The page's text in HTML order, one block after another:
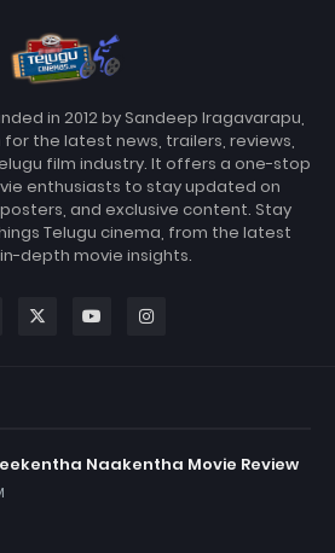
in 2012 by Sandeep Iragavarapu,
the latest news, trailers, reviews,
film industry. It offers a one-stop
enthusiasts to stay updated on
and exclusive content. Stay
Telugu cinema, from the latest
depth movie insights.
Naakentha Movie Review